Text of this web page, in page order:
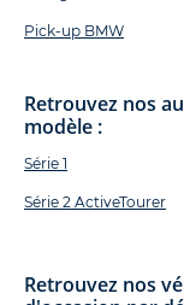
Pick-up BMW
Retrouvez nos
modèle :
Série 1
Série 2 ActiveTourer
Retrouvez nos